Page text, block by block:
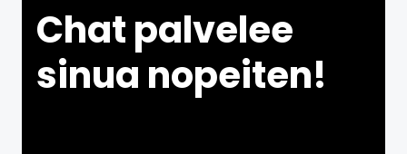
Chat palvelee
sinua nopeiten!